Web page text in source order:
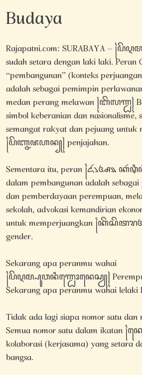
Budaya
Rajapatni.com: SURABAYA –
sudah setara dengan laki laki.
“pembangunan” (konteks
adalah sebagai pemimpin
medan perang melawan ꧍ꦧꦼꦭꦟ꧀ꦝ꧍
simbol keberanian dan
semangat rakyat dan pejuang untuk
꧌ꦥꦼꦚ꧀ꦗꦗꦲꦤ꧀꧍ penjajahan.
Sementara itu, peran ꧌ꦌꦂ꧈ꦄ꧉
dalam pembangunan adalah
dan pemberdayaan perempuan,
sekolah, advokasi kemandirian
untuk memperjuangkan
gender.
Sekarang apa peranmu wahai
꧌ꦥꦼꦉꦩ꧀ꦥꦸꦮꦤꦶꦟ꧀ꦝꦺꦴꦤꦺꦱꦾ꧍
Sekarang apa peranmu wahai lelaki
Tidak ada lagi siapa nomor satu
Semua nomor satu dalam
kolaborasi (kerjasama) yang setara
bangsa.